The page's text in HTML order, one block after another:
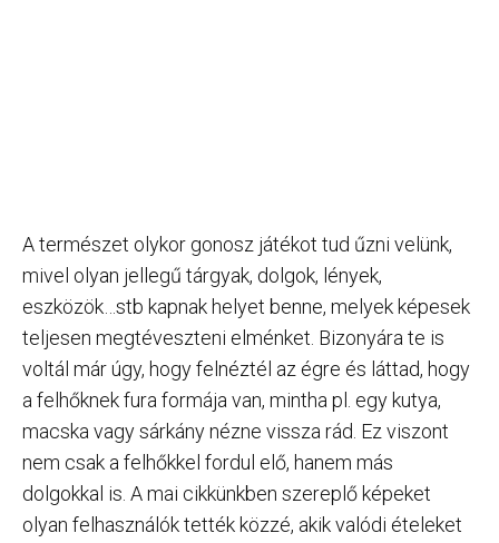
A természet olykor gonosz játékot tud űzni velünk,
mivel olyan jellegű tárgyak, dolgok, lények,
eszközök…stb kapnak helyet benne, melyek képesek
teljesen megtéveszteni elménket. Bizonyára te is
voltál már úgy, hogy felnéztél az égre és láttad, hogy
a felhőknek fura formája van, mintha pl. egy kutya,
macska vagy sárkány nézne vissza rád. Ez viszont
nem csak a felhőkkel fordul elő, hanem más
dolgokkal is. A mai cikkünkben szereplő képeket
olyan felhasználók tették közzé, akik valódi ételeket